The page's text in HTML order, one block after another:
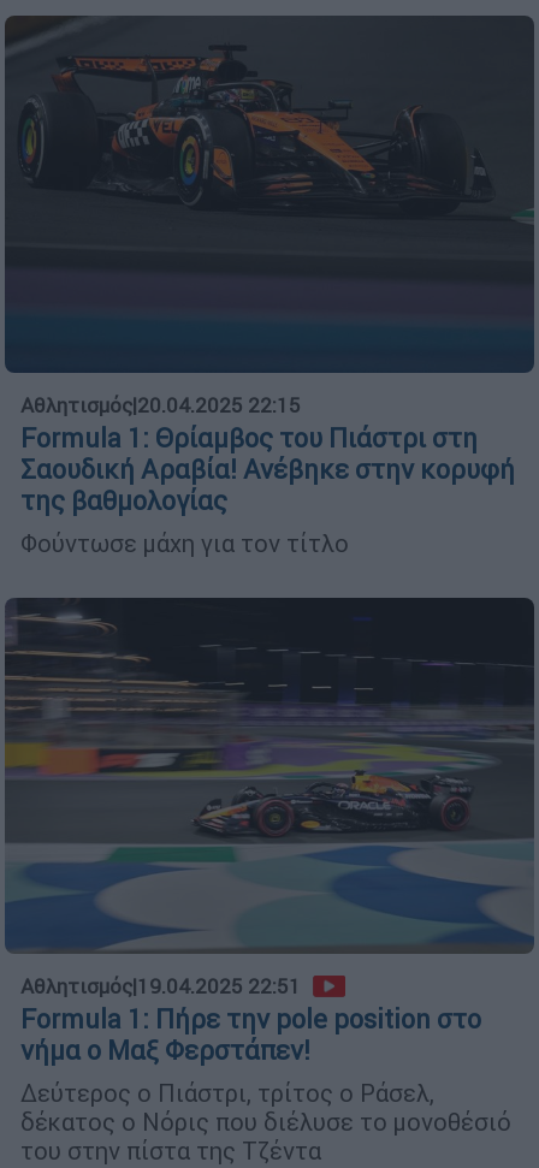
Αθλητισμός|20.04.2025 22:15
Formula 1: Θρίαμβος του Πιάστρι στη
Σαουδική Αραβία! Ανέβηκε στην κορυφή
της βαθμολογίας
Φούντωσε μάχη για τον τίτλο
Αθλητισμός|19.04.2025 22:51
Formula 1: Πήρε την pole position στο
νήμα ο Μαξ Φερστάπεν!
Δεύτερος ο Πιάστρι, τρίτος ο Ράσελ,
δέκατος ο Νόρις που διέλυσε το μονοθέσιό
του στην πίστα της Τζέντα